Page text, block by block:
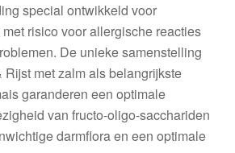
special ontwikkeld voor
risico voor allergische reacties
De unieke samenstelling
met zalm als belangrijkste
garanderen een optimale
van fructo-oligo-sacchariden
darmflora en een optimale